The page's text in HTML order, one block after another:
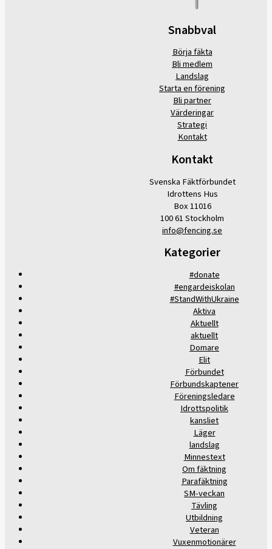
Snabbval
Börja fäkta
Bli medlem
Landslag
Starta en förening
Bli partner
Värderingar
Strategi
Kontakt
Kontakt
Svenska Fäktförbundet
Idrottens Hus
Box 11016
100 61 Stockholm
info@fencing.se
Kategorier
#donate
#engardeiskolan
#StandWithUkraine
Aktiva
Aktuellt
aktuellt
Domare
Elit
Förbundet
Förbundskaptener
Föreningsledare
Idrottspolitik
kansliet
Läger
landslag
Minnestext
Om fäktning
Parafäktning
SM-veckan
Tävling
Utbildning
Veteran
Vuxenmotionärer